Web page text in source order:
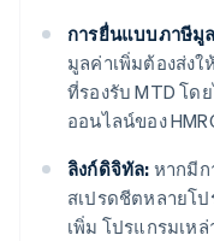
การยื่นแบบภาษีมู
มูลค่าเพิ่มต้องส่งใ
ที่รองรับ MTD โด
ออนไลน์ของ
ลิงก์ดิจิทัล: หากมี
สเปรดชีตหลายโ
เพิ่ม โปรแกรมเห